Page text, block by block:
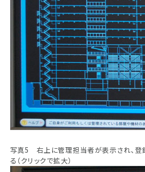
写真5 右上に管理担当者が表示され、登
る（クリックで拡大）